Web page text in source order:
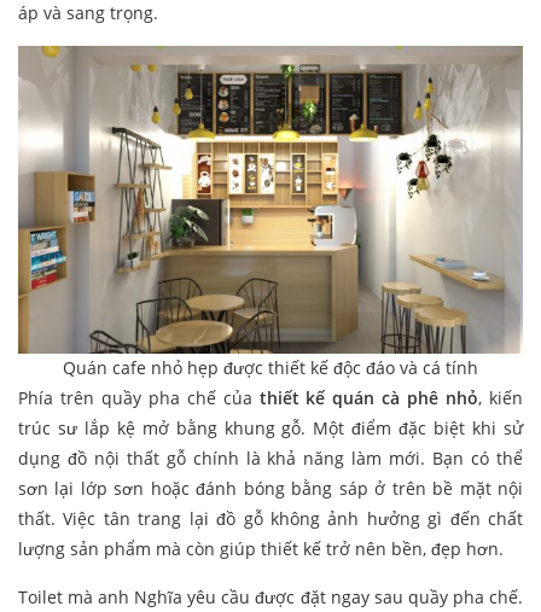
áp và sang trọng.
Quán cafe nhỏ hẹp được thiết kế độc đáo và cá tính
Phía trên quầy pha chế của thiết kế quán cà phê nhỏ, kiến
trúc sư lắp kệ mở bằng khung gỗ. Một điểm đặc biệt khi sử
dụng đồ nội thất gỗ chính là khả năng làm mới. Bạn có thể
sơn lại lớp sơn hoặc đánh bóng bằng sáp ở trên bề mặt nội
thất. Việc tân trang lại đồ gỗ không ảnh hưởng gì đến chất
lượng sản phẩm mà còn giúp thiết kế trở nên bền, đẹp hơn.
Toilet mà anh Nghĩa yêu cầu được đặt ngay sau quầy pha chế.